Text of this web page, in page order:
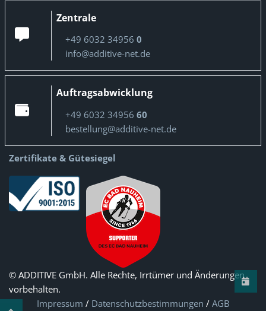
Zentrale
+49 6032 34956 0
info@additive-net.de
Auftragsabwicklung
+49 6032 34956 60
bestellung@additive-net.de
Zertifikate & Gütesiegel
© ADDITIVE GmbH. Alle Rechte, Irrtümer und Änderungen
vorbehalten.
Impressum / Datenschutzbestimmungen / AGB